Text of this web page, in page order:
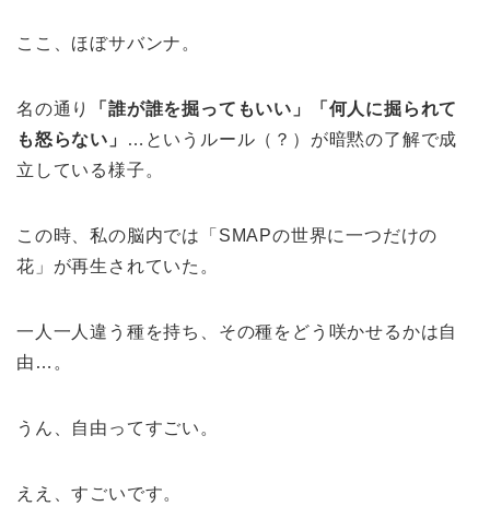
ここ、ほぼサバンナ。
名の通り
「誰が誰を掘ってもいい」「何人に掘られて
も怒らない」
…というルール（？）が暗黙の了解で成
立している様子。
この時、私の脳内では「SMAPの世界に一つだけの
花」が再生されていた。
一人一人違う種を持ち、その種をどう咲かせるかは自
由…。
うん、自由ってすごい。
ええ、すごいです。